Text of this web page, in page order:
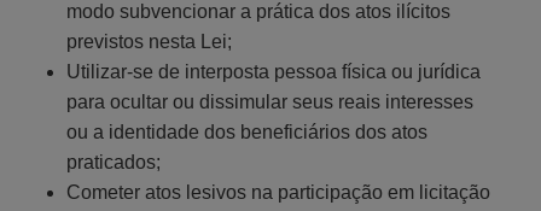
modo subvencionar a prática dos atos ilícitos
previstos nesta Lei;
Utilizar-se de interposta pessoa física ou jurídica
para ocultar ou dissimular seus reais interesses
ou a identidade dos beneficiários dos atos
praticados;
Cometer atos lesivos na participação em licitação